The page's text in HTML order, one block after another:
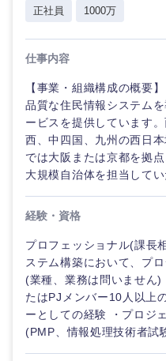
正社員
1000万
仕事内容
【事業・組織構成の概要
品質な住民情報システム
ービスを提供しています
西、中四国、九州の西日
では大阪または京都を拠
大規模自治体を担当して
経験・資格
プロフェッショナル(課長
ステム構築において、プ
(業種、業務は問いません
たはPJメンバー10人以上
ーとしての経験 ・プロジ
(PMP、情報処理技術者試